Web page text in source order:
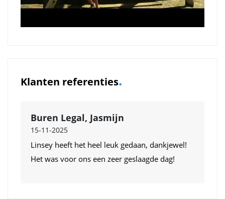
Klanten referenties.
Buren Legal, Jasmijn
15-11-2025
Linsey heeft het heel leuk gedaan, dankjewel!
Het was voor ons een zeer geslaagde dag!